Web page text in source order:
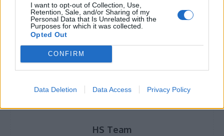
I want to opt-out of Collection, Use,
Retention, Sale, and/or Sharing of my
Personal Data that Is Unrelated with the
Purposes for which it was collected.
Opted Out
CONFIRM
Data Deletion Data Access Privacy Policy
ΕΚΠΑ
HS Team